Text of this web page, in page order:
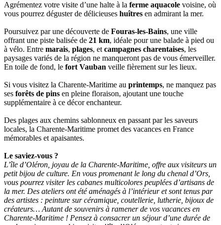
Agrémentez votre visite d’une halte à la ferme aquacole voisine, où
vous pourrez déguster de délicieuses huîtres en admirant la mer.
Poursuivez par une découverte de Fouras-les-Bains, une ville
offrant une piste balisée de 21 km, idéale pour une balade à pied ou
à vélo. Entre marais, plages, et campagnes charentaises, les
paysages variés de la région ne manqueront pas de vous émerveiller.
En toile de fond, le fort Vauban veille fièrement sur les lieux.
Si vous visitez la Charente-Maritime au printemps, ne manquez pas
ses forêts de pins en pleine floraison, ajoutant une touche
supplémentaire à ce décor enchanteur.
Des plages aux chemins sablonneux en passant par les saveurs
locales, la Charente-Maritime promet des vacances en France
mémorables et apaisantes.
Le saviez-vous ?
L’île d’Oléron, joyau de la Charente-Maritime, offre aux visiteurs un
petit bijou de culture. En vous promenant le long du chenal d’Ors,
vous pourrez visiter les cabanes multicolores peuplées d’artisans de
la mer. Des ateliers ont été aménagés à l’intérieur et sont tenus par
des artistes : peinture sur céramique, coutellerie, lutherie, bijoux de
créateurs… Autant de souvenirs à ramener de vos vacances en
Charente-Maritime ! Pensez à consacrer un séjour d’une durée de